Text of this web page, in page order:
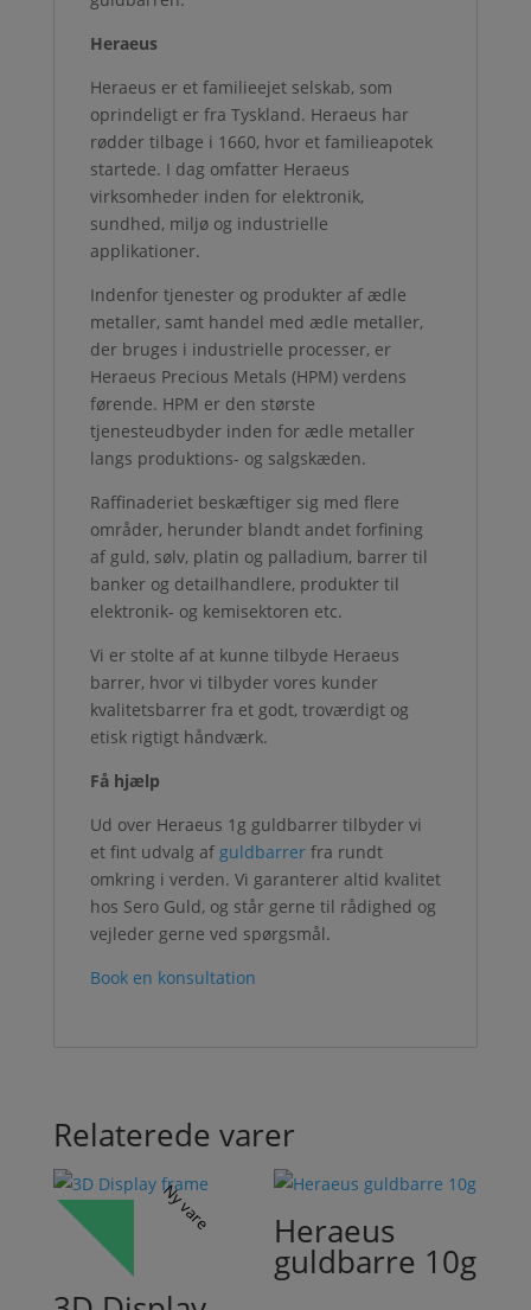
Heraeus
Heraeus er et familieejet selskab, som
oprindeligt er fra Tyskland. Heraeus har
rødder tilbage i 1660, hvor et familieapotek
startede. I dag omfatter Heraeus
virksomheder inden for elektronik,
sundhed, miljø og industrielle
applikationer.
Indenfor tjenester og produkter af ædle
metaller, samt handel med ædle metaller,
der bruges i industrielle processer, er
Heraeus Precious Metals (HPM) verdens
førende. HPM er den største
tjenesteudbyder inden for ædle metaller
langs produktions- og salgskæden.
Raffinaderiet beskæftiger sig med flere
områder, herunder blandt andet forfining
af guld, sølv, platin og palladium, barrer til
banker og detailhandlere, produkter til
elektronik- og kemisektoren etc.
Vi er stolte af at kunne tilbyde Heraeus
barrer, hvor vi tilbyder vores kunder
kvalitetsbarrer fra et godt, troværdigt og
etisk rigtigt håndværk.
Få hjælp
Ud over Heraeus 1g guldbarrer tilbyder vi
et fint udvalg af guldbarrerfra rundt
omkring i verden. Vi garanterer altid kvalitet
hos Sero Guld, og står gerne til rådighed og
vejleder gerne ved spørgsmål.
Book en konsultation
Relaterede varer
Ny vare Heraeus
guldbarre 10g